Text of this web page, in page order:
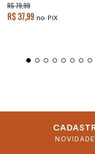
R$ 79,99
R$ 37,99 no PIX